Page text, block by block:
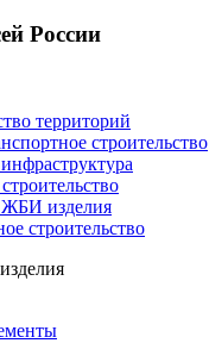
России
территорий
строительство
изделия
строительство